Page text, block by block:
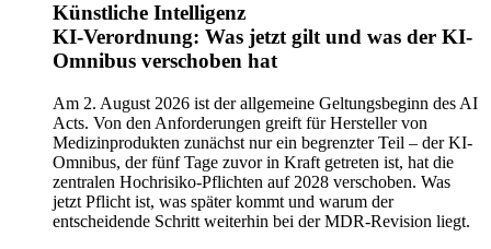
Künstliche Intelligenz
KI-Verordnung: Was jetzt gilt und was der KI-
Omnibus verschoben hat
Am 2. August 2026 ist der allgemeine Geltungsbeginn des AI
Acts. Von den Anforderungen greift für Hersteller von
Medizinprodukten zunächst nur ein begrenzter Teil – der KI-
Omnibus, der fünf Tage zuvor in Kraft getreten ist, hat die
zentralen Hochrisiko-Pflichten auf 2028 verschoben. Was
jetzt Pflicht ist, was später kommt und warum der
entscheidende Schritt weiterhin bei der MDR-Revision liegt.